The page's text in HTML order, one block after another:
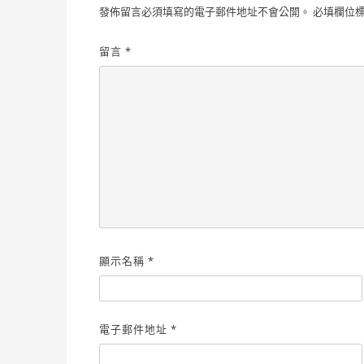
發佈留言必須填寫的電子郵件地址不會公開。 必填欄位
留言 *
顯示名稱 *
電子郵件地址 *